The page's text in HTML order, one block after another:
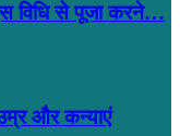
विधि से पूजा करने…
और कन्याएं